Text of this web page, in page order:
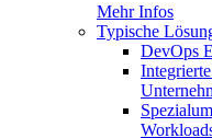
Mehr Infos
Typische
DevOps